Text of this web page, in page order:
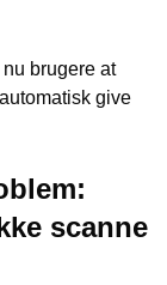
brugere at
give
scanne